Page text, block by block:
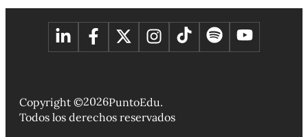
Copyright ©2026PuntoEdu.
Todos los derechos reservados